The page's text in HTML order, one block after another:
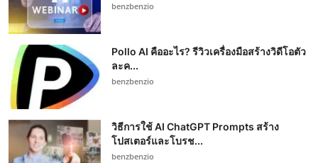
benzbenzio
Pollo AI คืออะไร? รีวิวเครื่องมือสร้างวิดีโอตัว
ละค...
benzbenzio
วิธีการใช้ AI ChatGPT Prompts สร้าง
โปสเตอร์และโบรช...
benzbenzio